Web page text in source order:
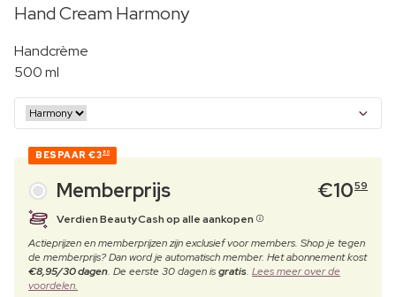
Hand Cream Harmony
Handcrème
500 ml
BESPAAR €3 80
Memberprijs €1059
Verdien BeautyCash op alle aankopen
Actieprijzen en memberprijzen zijn exclusief voor members. Shop je tegen
de memberprijs? Dan word je automatisch member. Het abonnement kost
€8,95/30 dagen. De eerste 30 dagen isgratis. Lees meer over de
voordelen.